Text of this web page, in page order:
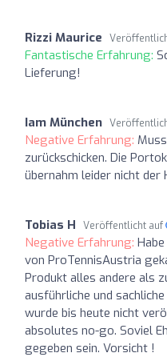
Rizzi Maurice
Fantastische Erfahrung:
Lieferung!
Iam München
Negative Erfahrung:
zurückschicken. Die
übernahm leider nicht der
Tobias H Veröffentlicht auf
Negative Erfahrung:
von ProTennisAustria
Produkt alles andere als
ausführliche und
wurde bis heute nicht
absolutes no-go. Soviel
gegeben sein. Vorsicht !